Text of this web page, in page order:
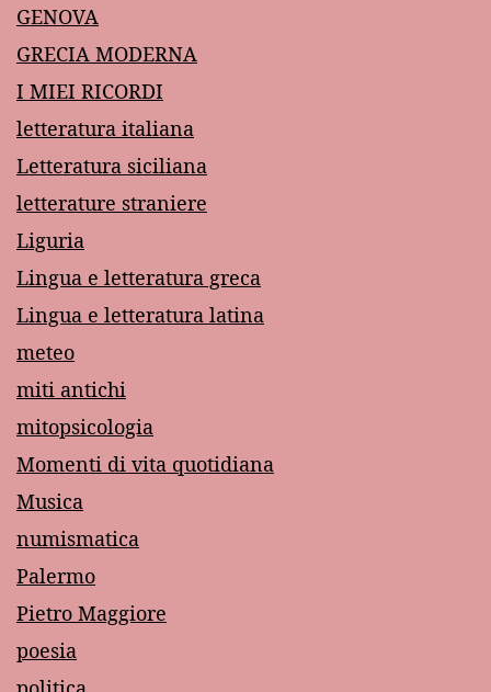
GENOVA
GRECIA MODERNA
I MIEI RICORDI
letteratura italiana
Letteratura siciliana
letterature straniere
Liguria
Lingua e letteratura greca
Lingua e letteratura latina
meteo
miti antichi
mitopsicologia
Momenti di vita quotidiana
Musica
numismatica
Palermo
Pietro Maggiore
poesia